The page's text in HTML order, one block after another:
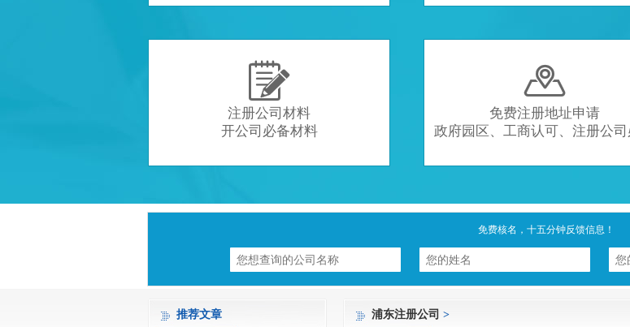

注册公司材料
开公司必备材料

免费注册地址申请
政府园区、工商认可、注册公司
免费核名，十五分钟反馈信息！
浦东注册公司 >
推荐文章